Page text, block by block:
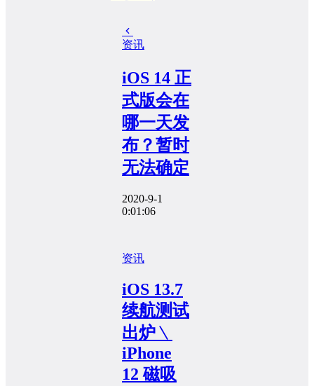
资讯
iOS 14 正
式版会在
哪一天发
布？暂时
无法确定
2020-9-1
0:01:06
资讯
iOS 13.7
续航测试
出炉﹨
iPhone
12 磁吸